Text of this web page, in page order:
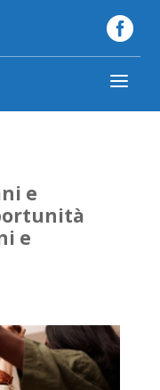

a
e
e